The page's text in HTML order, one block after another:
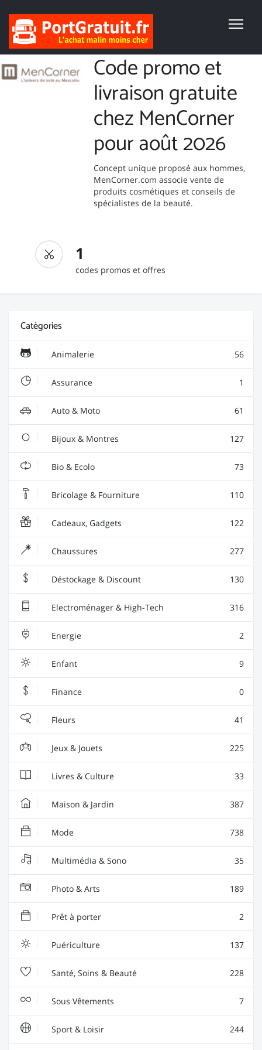
Code promo et
livraison gratuite
chez MenCorner
pour août 2026
Concept unique proposé aux hommes,
MenCorner.com associe vente de
produits cosmétiques et conseils de
spécialistes de la beauté.
1
codes promos et offres
Catégories
Animalerie 56
Assurance 1
Auto & Moto 61
Bijoux & Montres 127
Bio & Ecolo 73
Bricolage & Fourniture 110
Cadeaux, Gadgets 122
Chaussures 277
Déstockage & Discount 130
Electroménager & High-Tech 316
Energie 2
Enfant 9
Finance 0
Fleurs 41
Jeux & Jouets 225
Livres & Culture 33
Maison & Jardin 387
Mode 738
Multimédia & Sono 35
Photo & Arts 189
Prêt à porter 2
Puériculture 137
Santé, Soins & Beauté 228
Sous Vêtements 7
Sport & Loisir 244